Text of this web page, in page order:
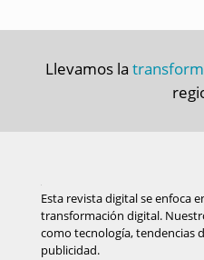
Llevamos la
Esta revista digital se enfoca
transformación digital.
como tecnología, tendencias
publicidad.